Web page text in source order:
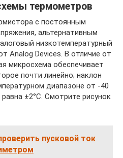
термометров
с постоянным
альтернативным
низкотемпературный
Analog Devices. В отличие от
микросхема обеспечивает
почти линейно; наклон
диапазоне от -40
±2°C. Смотрите рисунок
пусковой ток